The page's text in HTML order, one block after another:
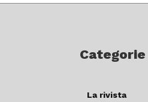
Categorie
La rivista